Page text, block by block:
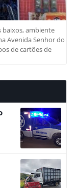
baixos, ambiente
Avenida Senhor do
de cartões de